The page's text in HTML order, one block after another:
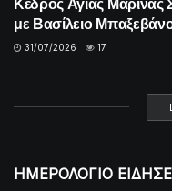
με Βασίλειο
31/07/2026 17
ΗΜΕΡΟΛΟΓΙΟ